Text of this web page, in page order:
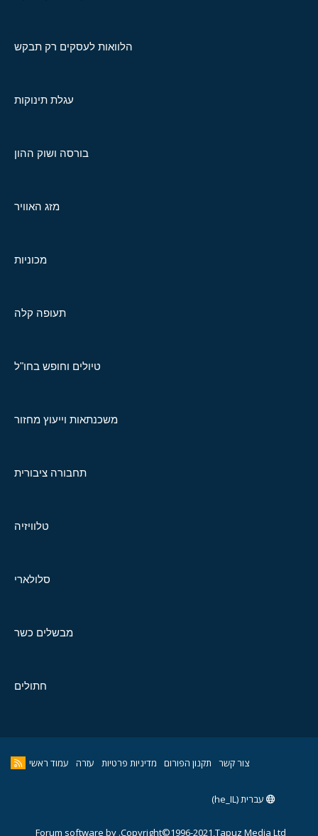
הלוואות לעסקים רק תבקש
עגלת תינוקות
בורסה ושוק ההון
מזג האוויר
מכוניות
תעופה קלה
טיולים וחופש בחו"ל
משכנתאות וייעוץ מחזור
תחבורה ציבורית
טלוויזיה
סלולארי
מבשלים כשר
חתולים
צור קשר תקנון הפורום מדיניות פרטיות עזרה עמוד ראשי
עברית (he_IL)
Copyright©1996-2021,Tapuz Media Ltd.
Forum software by